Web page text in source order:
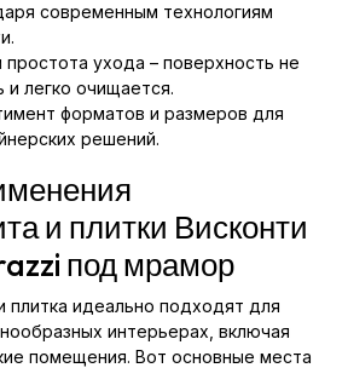
современным технологиям
простота ухода – поверхность не
и легко очищается.
форматов и размеров для
решений.
и плитки Висконти
под мрамор
плитка идеально подходят для
интерьерах, включая
помещения. Вот основные места